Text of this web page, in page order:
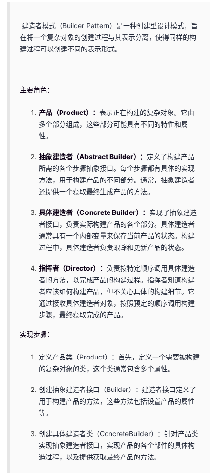
客
论
坛
的
圈
我
的
我
程
认
的
我
Programs
支
声
建造者模式（Builder Pattern）是一种创建型设计模式，旨
在将一个复杂对象的创建过程与其表示分离，使得同样的构
建过程可以创建不同的表示形式。
主要角色：
产品（Product）： 表示正在构建的复杂对象。它由
多个部分组成，这些部分可能具有不同的特性和属
性。
抽象建造者（Abstract Builder）： 定义了构建产品
所需的各个步骤抽象接口。每个步骤都有具体的实现
方法，用于构建产品的不同部分。通常，抽象建造者
还提供一个获取最终生成产品的方法。
具体建造者（Concrete Builder）： 实现了抽象建造
者接口，负责实际构建产品的各个部分。具体建造者
通常具有一个内部变量来保存当前产品的状态。构建
过程中，具体建造者负责跟踪和更新产品的状态。
指挥者（Director）： 负责按特定顺序调用具体建造
者的方法，以完成产品的构建过程。指挥者知道构建
者应该如何构建产品，但不关心具体的构建细节。它
通过接收具体建造者对象，按照预定的顺序调用构建
步骤，最终获取完成的产品。
实现步骤：
定义产品类（Product）：首先，定义一个需要被构建
的复杂对象的类，这个类通常包含多个属性。
创建抽象建造者接口（Builder）：建造者接口定义了
用于构建产品的方法，这些方法包括设置产品的属性
等。
创建具体建造者类（ConcreteBuilder）：针对产品类
实现抽象建造者接口，实现产品的各个部件的具体构
造过程，以及提供获取最终产品的方法。